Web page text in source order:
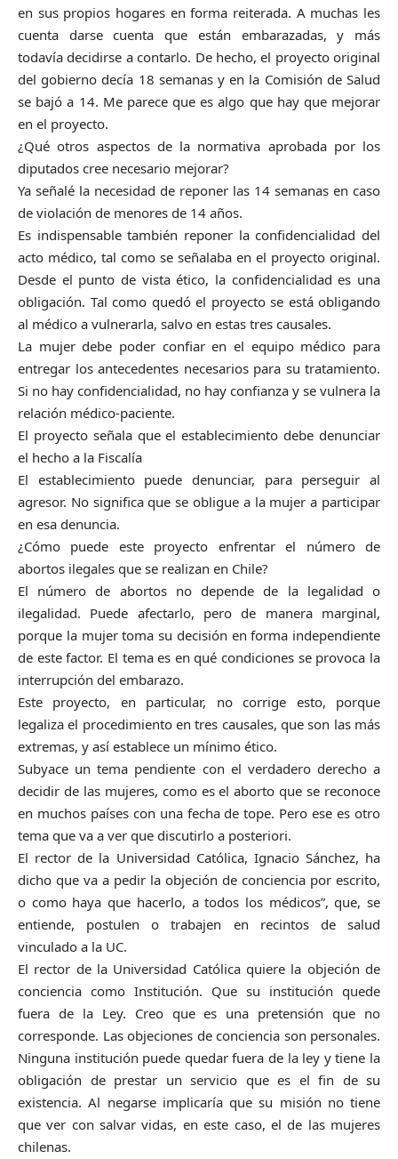
en sus propios hogares en forma reiterada. A muchas les
cuenta darse cuenta que están embarazadas, y más
todavía decidirse a contarlo. De hecho, el proyecto original
del gobierno decía 18 semanas y en la Comisión de Salud
se bajó a 14. Me parece que es algo que hay que mejorar
en el proyecto.
¿Qué otros aspectos de la normativa aprobada por los
diputados cree necesario mejorar?
Ya señalé la necesidad de reponer las 14 semanas en caso
de violación de menores de 14 años.
Es indispensable también reponer la confidencialidad del
acto médico, tal como se señalaba en el proyecto original.
Desde el punto de vista ético, la confidencialidad es una
obligación. Tal como quedó el proyecto se está obligando
al médico a vulnerarla, salvo en estas tres causales.
La mujer debe poder confiar en el equipo médico para
entregar los antecedentes necesarios para su tratamiento.
Si no hay confidencialidad, no hay confianza y se vulnera la
relación médico-paciente.
El proyecto señala que el establecimiento debe denunciar
el hecho a la Fiscalía
El establecimiento puede denunciar, para perseguir al
agresor. No significa que se obligue a la mujer a participar
en esa denuncia.
¿Cómo puede este proyecto enfrentar el número de
abortos ilegales que se realizan en Chile?
El número de abortos no depende de la legalidad o
ilegalidad. Puede afectarlo, pero de manera marginal,
porque la mujer toma su decisión en forma independiente
de este factor. El tema es en qué condiciones se provoca la
interrupción del embarazo.
Este proyecto, en particular, no corrige esto, porque
legaliza el procedimiento en tres causales, que son las más
extremas, y así establece un mínimo ético.
Subyace un tema pendiente con el verdadero derecho a
decidir de las mujeres, como es el aborto que se reconoce
en muchos países con una fecha de tope. Pero ese es otro
tema que va a ver que discutirlo a posteriori.
El rector de la Universidad Católica, Ignacio Sánchez, ha
dicho que va a pedir la objeción de conciencia por escrito,
o como haya que hacerlo, a todos los médicos”, que, se
entiende, postulen o trabajen en recintos de salud
vinculado a la UC.
El rector de la Universidad Católica quiere la objeción de
conciencia como Institución. Que su institución quede
fuera de la Ley. Creo que es una pretensión que no
corresponde. Las objeciones de conciencia son personales.
Ninguna institución puede quedar fuera de la ley y tiene la
obligación de prestar un servicio que es el fin de su
existencia. Al negarse implicaría que su misión no tiene
que ver con salvar vidas, en este caso, el de las mujeres
chilenas.